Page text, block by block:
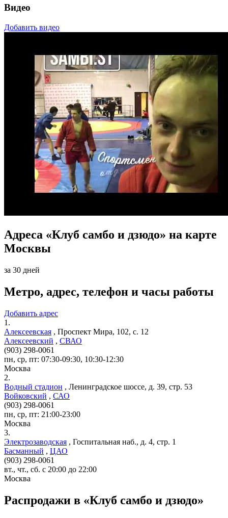
Видео
Добавить видео
Адреса «Клуб самбо и дзюдо» на карте
Москвы
за 30 дней
Метро, адрес, телефон и часы работы
Добавить адрес
1.
Алексеевская , Проспект Мира, 102, с. 12
Алексеевский , СВАО
(903) 298-0061
пн, ср, пт: 07:30-09:30, 10:30-12:30
Москва
2.
Водный стадион , Ленинградское шоссе, д. 39, стр. 53
Войковский , САО
(903) 298-0061
пн, ср, пт: 21:00-23:00
Москва
3.
Электрозаводская , Госпитальная наб., д. 4, стр. 1
Басманный , ЦАО
(903) 298-0061
вт., чт., сб. с 20:00 до 22:00
Москва
Распродажи в «Клуб самбо и дзюдо»